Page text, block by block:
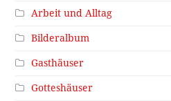
Arbeit und Alltag
Bilderalbum
Gasthäuser
Gotteshäuser